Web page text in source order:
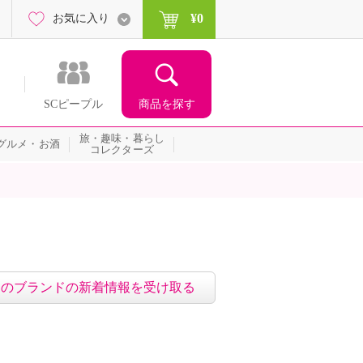
SCピープル 商品を探す
お気に入り ¥0
ルメ・お酒
旅・趣味・暮らし
コレクターズ
ブランドの新着情報を受け取る